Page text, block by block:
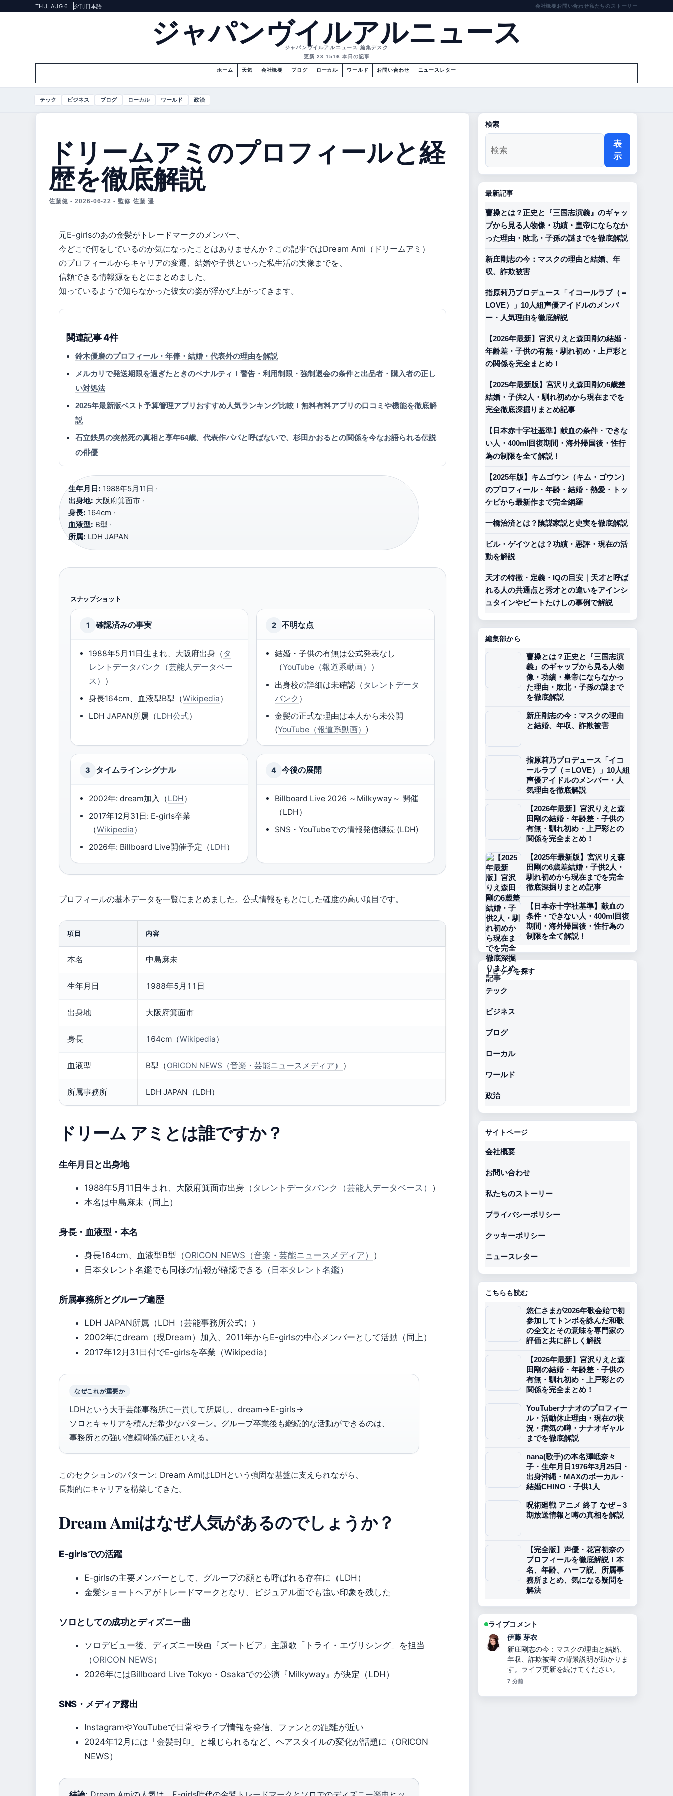
THU, AUG 6 夕刊 日本語 会社概要お問い合わせ私たちのストーリー
ジャパンヴイルアルニュース
ジャパンヴイルアルニュース 編集デスク
更新 23:1516 本日の記事
ホーム 天気 会社概要 ブログ ローカル ワールド お問い合わせ ニュースレター
テック ビジネス ブログ ローカル ワールド 政治
ドリームアミのプロフィールと経
歴を徹底解説
佐藤健 • 2026-06-22 • 監修 佐藤 遥
元E-girlsのあの金髪がトレードマークのメンバー、
今どこで何をしているのか気になったことはありませんか？この記事ではDream Ami（ドリームアミ）
のプロフィールからキャリアの変遷、結婚や子供といった私生活の実像までを、
信頼できる情報源をもとにまとめました。
知っているようで知らなかった彼女の姿が浮かび上がってきます。
関連記事 4件
鈴木優磨のプロフィール・年俸・結婚・代表外の理由を解説
メルカリで発送期限を過ぎたときのペナルティ！警告・利用制限・強制退会の条件と出品者・購入者の正し
い対処法
2025年最新版ベスト予算管理アプリおすすめ人気ランキング比較！無料有料アプリの口コミや機能を徹底解
説
石立鉄男の突然死の真相と享年64歳、代表作パパと呼ばないで、杉田かおるとの関係を今なお語られる伝説
の俳優
生年月日: 1988年5月11日 ·
出身地: 大阪府箕面市 ·
身長: 164cm ·
血液型: B型 ·
所属: LDH JAPAN
スナップショット
1 確認済みの事実
1988年5月11日生まれ、大阪府出身（ タ
レントデータバンク（芸能人データベー
ス） ）
身長164cm、血液型B型（Wikipedia）
LDH JAPAN所属（LDH公式）
2 不明な点
結婚・子供の有無は公式発表なし
（YouTube（報道系動画） ）
出身校の詳細は未確認（ タレントデータ
バンク ）
金髪の正式な理由は本人から未公開
(YouTube（報道系動画） )
3 タイムラインシグナル
2002年: dream加入（LDH）
2017年12月31日: E-girls卒業
（Wikipedia）
2026年: Billboard Live開催予定（LDH）
4 今後の展開
Billboard Live 2026 ～Milkyway～ 開催
（LDH）
SNS・YouTubeでの情報発信継続 (LDH)
プロフィールの基本データを一覧にまとめました。公式情報をもとにした確度の高い項目です。
項目 内容
本名 中島麻未
生年月日 1988年5月11日
出身地 大阪府箕面市
身長 164cm（Wikipedia）
血液型 B型（ORICON NEWS（音楽・芸能ニュースメディア） ）
所属事務所 LDH JAPAN（LDH）
ドリーム アミとは誰ですか？
生年月日と出身地
1988年5月11日生まれ、大阪府箕面市出身（ タレントデータバンク（芸能人データベース） ）
本名は中島麻未（同上）
身長・血液型・本名
身長164cm、血液型B型（ORICON NEWS（音楽・芸能ニュースメディア） ）
日本タレント名鑑でも同様の情報が確認できる（ 日本タレント名鑑）
所属事務所とグループ遍歴
LDH JAPAN所属（LDH（芸能事務所公式））
2002年にdream（現Dream）加入、2011年からE-girlsの中心メンバーとして活動（同上）
2017年12月31日付でE-girlsを卒業（Wikipedia）
なぜこれが重要か
LDHという大手芸能事務所に一貫して所属し、dream→E-girls→
ソロとキャリアを積んだ希少なパターン。グループ卒業後も継続的な活動ができるのは、
事務所との強い信頼関係の証といえる。
このセクションのパターン: Dream AmiはLDHという強固な基盤に支えられながら、
長期的にキャリアを構築してきた。
Dream Amiはなぜ人気があるのでしょうか？
E-girlsでの活躍
E-girlsの主要メンバーとして、グループの顔とも呼ばれる存在に（LDH）
金髪ショートヘアがトレードマークとなり、ビジュアル面でも強い印象を残した
ソロとしての成功とディズニー曲
ソロデビュー後、ディズニー映画『ズートピア』主題歌「トライ・エヴリシング」を担当
（ORICON NEWS）
2026年にはBillboard Live Tokyo・Osakaでの公演『Milkyway』が決定（LDH）
SNS・メディア露出
InstagramやYouTubeで日常やライブ情報を発信、ファンとの距離が近い
2024年12月には「金髪封印」と報じられるなど、ヘアスタイルの変化が話題に（ORICON
NEWS）
検索
表
示
最新記事
曹操とは？正史と『三国志演義』のギャッ
プから見る人物像・功績・皇帝にならなか
った理由・敗北・子孫の謎までを徹底解説
新庄剛志の今：マスクの理由と結婚、年
収、詐欺被害
指原莉乃プロデュース「イコールラブ（＝
LOVE）」10人組声優アイドルのメンバ
ー・人気理由を徹底解説
【2026年最新】宮沢りえと森田剛の結婚・
年齢差・子供の有無・馴れ初め・上戸彩と
の関係を完全まとめ！
【2025年最新版】宮沢りえ森田剛の6歳差
結婚・子供2人・馴れ初めから現在までを
完全徹底深掘りまとめ記事
【日本赤十字社基準】献血の条件・できな
い人・400ml回復期間・海外帰国後・性行
為の制限を全て解説！
【2025年版】キムゴウン（キム・ゴウン）
のプロフィール・年齢・結婚・熱愛・トッ
ケビから最新作まで完全網羅
一橋治済とは？陰謀家説と史実を徹底解説
ビル・ゲイツとは？功績・悪評・現在の活
動を解説
天才の特徴・定義・IQの目安｜天才と呼ば
れる人の共通点と秀才との違いをアインシ
ュタインやビートたけしの事例で解説
編集部から
曹操とは？正史と『三国志演
義』のギャップから見る人物
像・功績・皇帝にならなかっ
た理由・敗北・子孫の謎まで
を徹底解説
新庄剛志の今：マスクの理由
と結婚、年収、詐欺被害
指原莉乃プロデュース「イコ
ールラブ（＝LOVE）」10人組
声優アイドルのメンバー・人
気理由を徹底解説
【2026年最新】宮沢りえと森
田剛の結婚・年齢差・子供の
有無・馴れ初め・上戸彩との
関係を完全まとめ！
【2025年最新版】宮沢りえ森
田剛の6歳差結婚・子供2人・
馴れ初めから現在までを完全
徹底深掘りまとめ記事
【日本赤十字社基準】献血の
条件・できない人・400ml回復
期間・海外帰国後・性行為の
制限を全て解説！
トピックを探す
テック
ビジネス
ブログ
ローカル
ワールド
政治
サイトページ
会社概要
お問い合わせ
私たちのストーリー
プライバシーポリシー
クッキーポリシー
ニュースレター
こちらも読む
悠仁さまが2026年歌会始で初
参加してトンボを詠んだ和歌
の全文とその意味を専門家の
評価と共に詳しく解説
【2026年最新】宮沢りえと森
田剛の結婚・年齢差・子供の
有無・馴れ初め・上戸彩との
関係を完全まとめ！
YouTuberナナオのプロフィー
ル・活動休止理由・現在の状
況・病気の噂・ナナオギャル
までを徹底解説
nana(歌手)の本名澤岻奈々
子・生年月日1976年3月25日・
出身沖縄・MAXのボーカル・
結婚CHINO・子供1人
呪術廻戦 アニメ 終了 なぜ – 3
期放送情報と噂の真相を解説
【完全版】声優・花宮初奈の
プロフィールを徹底解説！本
名、年齢、ハーフ説、所属事
務所まとめ、気になる疑問を
解決
ライブコメント
鈴木 蒼
指原莉乃プロデュース「イコールラブ
（＝LOVE）」10人組声優アイドルの
メンバー・人気理由を徹底解説 の報道
は丁寧で、流れを追いやすいです。